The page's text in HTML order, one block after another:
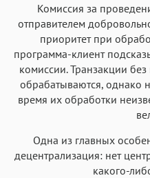
Комиссия за
отправителем
приоритет при
программа-клиент
комиссии. Транзакции
обрабатываются, однако
время их обработки
Одна из главных
децентрализация: нет
какого-